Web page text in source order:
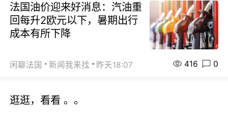
法国油价迎来好消息：汽油重
回每升2欧元以下，暑期出行
成本有所下降
闲聊法国 新闻我来找 昨天18:07 416 0
逛逛，看看 。。